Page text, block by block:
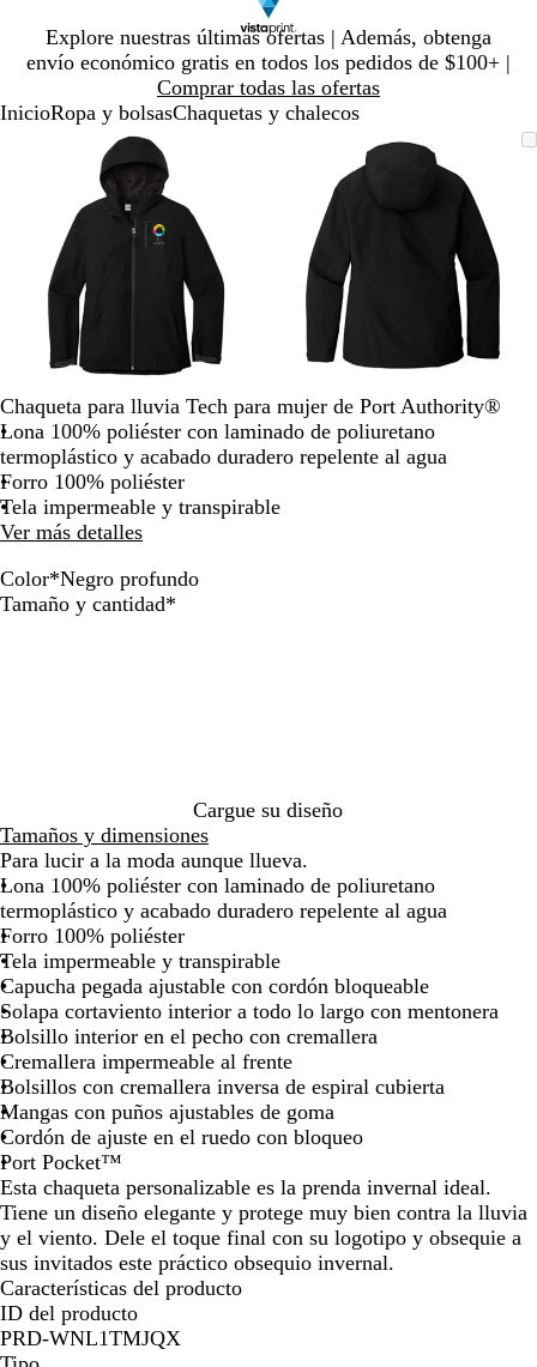
Explore nuestras últimas ofertas | Además, obtenga
envío económico gratis en todos los pedidos de $100+ |
Comprar todas las ofertas
Diapositiva
1
InicioRopa y bolsasChaquetas y chalecos
Imagen
ampliable
con
zoom
Ampliado
al
mínimo
Haga
clic
para
expandir
Use
la
tecla
más
menos
para
con
zoom
y
las
teclas
de
flechas
para
Imagen
ampliable
Ampliado
mínimo
Haga
expandir
Use
para
con
zoom
y
Chaqueta para lluvia Tech para mujer de Port Authority®
Lona 100% poliéster con laminado de poliuretano
termoplástico y acabado duradero repelente al agua
Forro 100% poliéster
Tela impermeable y transpirable
Ver más detalles
Color*Negro profundo
A
n
d
a
/
A
z
u
l
c
o
b
a
l
t
o
N
u
n
d
o
Tamaño y cantidad*
Cargue su diseño
Tamaños y dimensiones
Para lucir a la moda aunque llueva.
Lona 100% poliéster con laminado de poliuretano
termoplástico y acabado duradero repelente al agua
Forro 100% poliéster
Tela impermeable y transpirable
Capucha pegada ajustable con cordón bloqueable
Solapa cortaviento interior a todo lo largo con mentonera
Bolsillo interior en el pecho con cremallera
Cremallera impermeable al frente
Bolsillos con cremallera inversa de espiral cubierta
Mangas con puños ajustables de goma
Cordón de ajuste en el ruedo con bloqueo
Port Pocket™
Esta chaqueta personalizable es la prenda invernal ideal.
Tiene un diseño elegante y protege muy bien contra la lluvia
y el viento. Dele el toque final con su logotipo y obsequie a
sus invitados este práctico obsequio invernal.
Características del producto
ID del producto
PRD-WNL1TMJQX